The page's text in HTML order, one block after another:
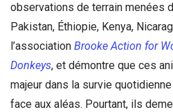
observations de terrain menées
Pakistan, Éthiopie, Kenya,
l’association Brooke Action for
Donkeys, et démontre que ces
majeur dans la survie
face aux aléas. Pourtant, ils